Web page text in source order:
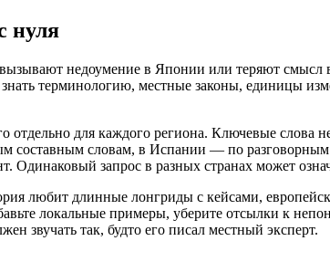
нуля
недоумение в Японии или теряют
терминологию, местные законы, единицы
отдельно для каждого региона. Ключевые слова
составным словам, в Испании — по
Одинаковый запрос в разных странах может
любит длинные лонгриды с кейсами,
локальные примеры, уберите отсылки к
звучать так, будто его писал местный эксперт.